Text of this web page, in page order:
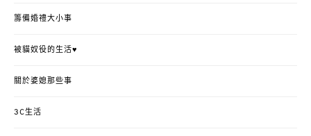
籌備婚禮大小事
被貓奴役的生活♥
關於婆媳那些事
3C生活